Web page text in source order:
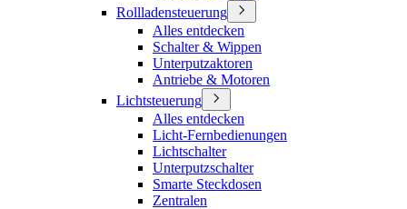
Rollladensteuerung
Alles entdecken
Schalter & Wippen
Unterputzaktoren
Antriebe & Motoren
Lichtsteuerung
Alles entdecken
Licht-Fernbedienungen
Lichtschalter
Unterputzschalter
Smarte Steckdosen
Zentralen